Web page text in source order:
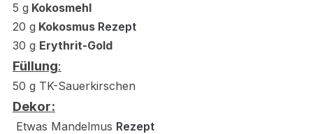
5 g Kokosmehl
20 g Kokosmus Rezept
30 g Erythrit-Gold
Füllung:
50 g TK-Sauerkirschen
Dekor:
Etwas Mandelmus Rezept